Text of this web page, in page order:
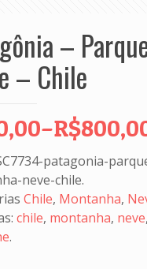
–
– Chile
–R$
patagonia-
neve-chile.
Chile, Montanha,
chile, montanha, neve,
.